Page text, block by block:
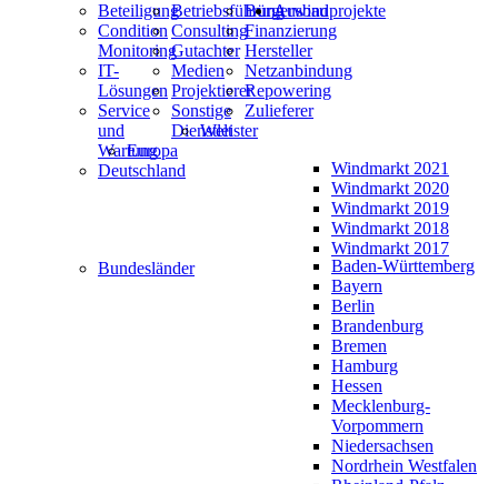
BeteiligungBetriebsführungBürgerwindprojekte
Condition
Monitoring
ConsultingFinanzierung
Gutachter Hersteller
IT-
Lösungen
Medien
Netzanbindung
ProjektiererRepowering
Service
und
Wartung
Sonstige
Dienstleister
Zulieferer
Ausbau
Welt
Europa
Deutschland
Windmarkt 2021
Windmarkt 2020
Windmarkt 2019
Windmarkt 2018
Windmarkt 2017
Bundesländer
Baden-Württemberg
Bayern
Berlin
Brandenburg
Bremen
Hamburg
Hessen
Mecklenburg-
Vorpommern
Niedersachsen
Nordrhein Westfalen